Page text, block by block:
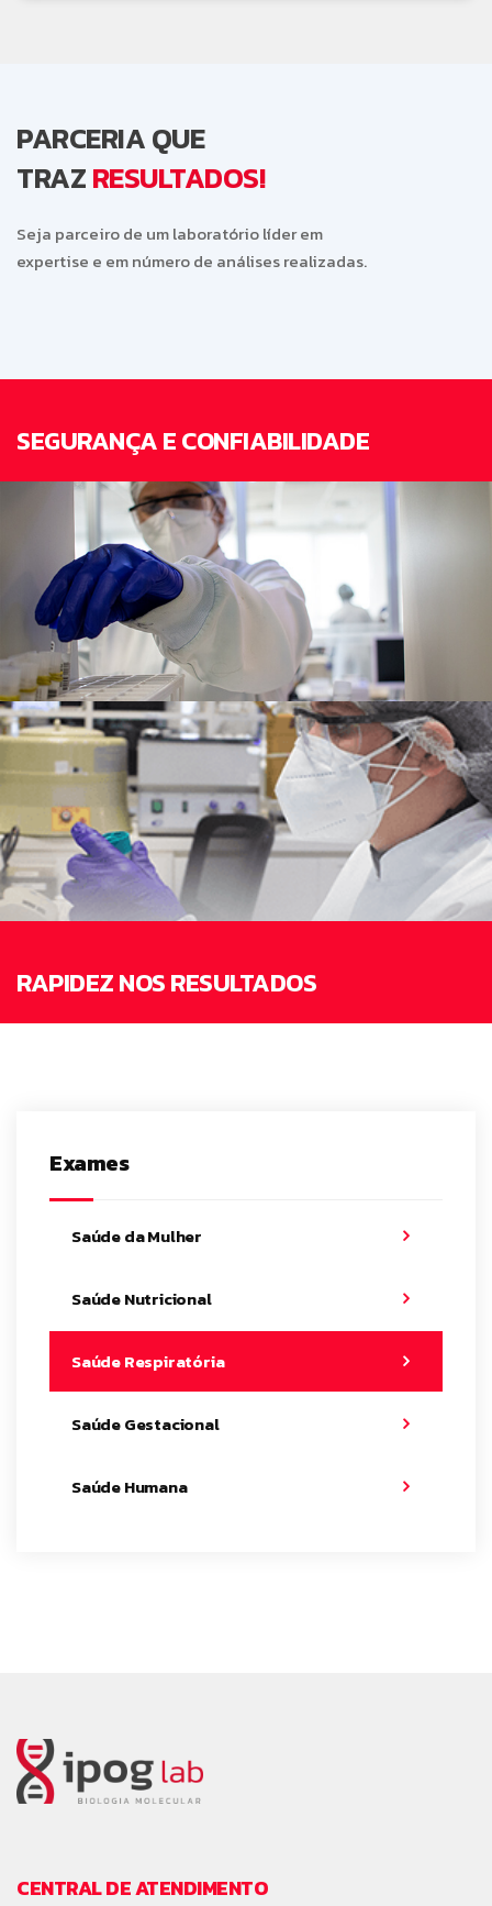
PARCERIA QUE
TRAZRESULTADOS!
Seja parceiro de um laboratório líder em
expertise e em número de análises realizadas.
SEGURANÇA E CONFIABILIDADE
RAPIDEZ NOS RESULTADOS
Exames
Saúde da Mulher
Saúde Nutricional
Saúde Respiratória
Saúde Gestacional
Saúde Humana
CENTRAL DE ATENDIMENTO